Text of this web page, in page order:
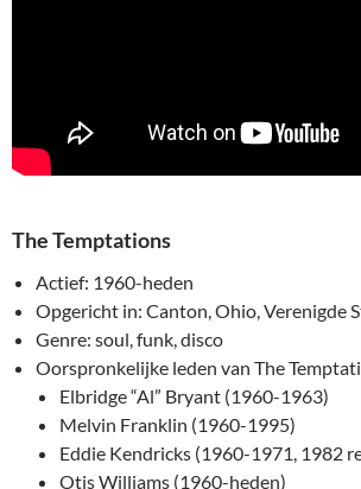
The Temptations
Actief: 1960-heden
Opgericht in: Canton, Ohio, Verenigde
Genre: soul, funk, disco
Oorspronkelijke leden van The
Elbridge “Al” Bryant (1960-1963)
Melvin Franklin (1960-1995)
Eddie Kendricks (1960-1971, 1982
Otis Williams (1960-heden)